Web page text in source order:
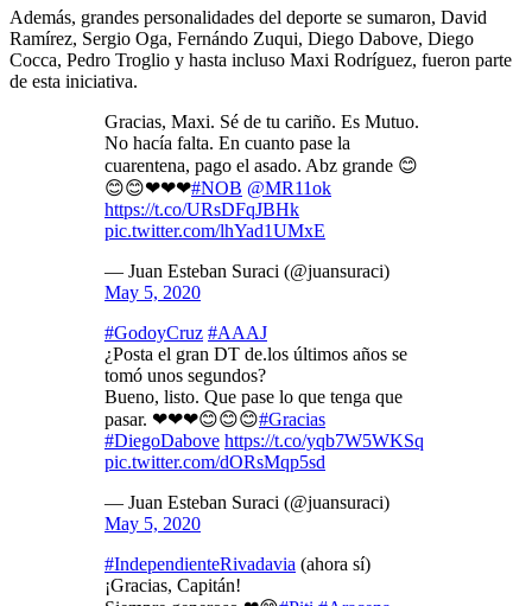
Además, grandes personalidades del deporte se sumaron, David
Ramírez, Sergio Oga, Fernándo Zuqui, Diego Dabove, Diego
Cocca, Pedro Troglio y hasta incluso Maxi Rodríguez, fueron parte
de esta iniciativa.
Gracias, Maxi. Sé de tu cariño. Es Mutuo.
No hacía falta. En cuanto pase la
cuarentena, pago el asado. Abz grande 😊
😊😊❤❤❤#NOB @MR11ok
https://t.co/URsDFqJBHk
pic.twitter.com/lhYad1UMxE
— Juan Esteban Suraci (@juansuraci)
May 5, 2020
#GodoyCruz #AAAJ
¿Posta el gran DT de.los últimos años se
tomó unos segundos?
Bueno, listo. Que pase lo que tenga que
pasar. ❤❤❤😊😊😊#Gracias
#DiegoDabove https://t.co/yqb7W5WKSq
pic.twitter.com/dORsMqp5sd
— Juan Esteban Suraci (@juansuraci)
May 5, 2020
#IndependienteRivadavia (ahora sí)
¡Gracias, Capitán!